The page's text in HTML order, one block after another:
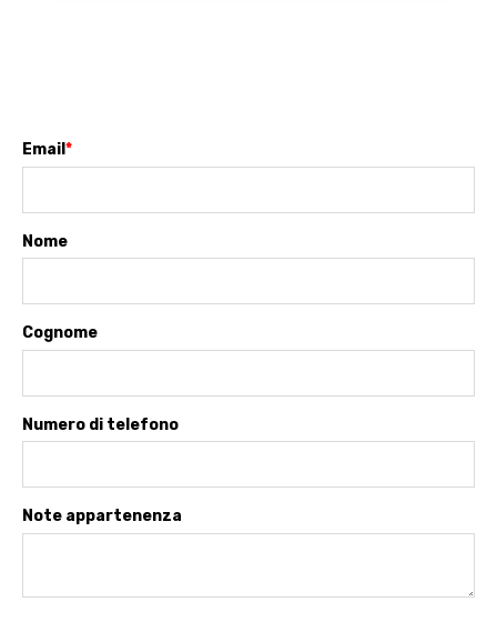
Email *
Nome
Cognome
Numero di telefono
Note appartenenza